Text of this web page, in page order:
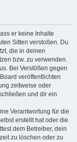
er keine Inhalte
Sitten verstoßen. Du
die in deinen
bzw. zu verwenden.
Bei Verstößen gegen
veröffentlichten
zeitweise oder
und dir ein
Verantwortung für die
erstellt hat oder die
dem Betreiber, dein
zu löschen oder zu